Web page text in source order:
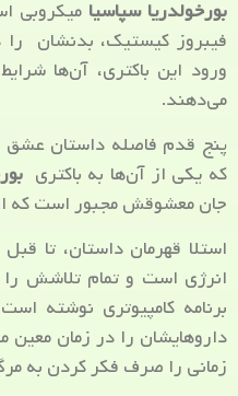
بورخولدریا سپاسیامیکروبی
فیبروز کیستیک، بدنشان را
ورود این باکتری، آن‌ها
می‌دهند.
پنج قدم فاصله داستان عشق
که یکی از آن‌ها به باکتری
جان معشوقش مجبور است که
استلا قهرمان داستان، تا
انرژی است و تمام تلاشش را
برنامه کامپیوتری نوشته
داروهایشان را در زمان
زمانی را صرف فکر کردن به